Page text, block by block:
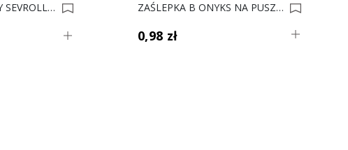
ZAWIAS PUSZKOWY SEVROLL +PROW SAMOD. DW 0007999 ZAŚLEPKA B ONYKS NA PUSZKE 70T3504 0010467
0,98 zł